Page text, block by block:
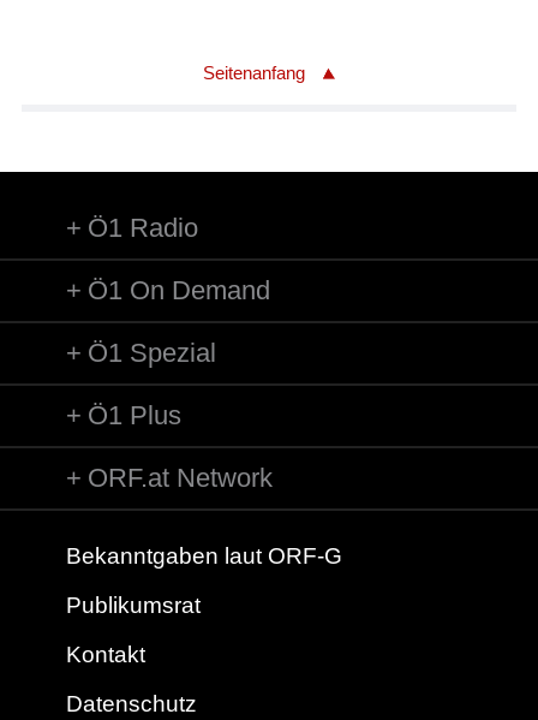
Seitenanfang
Ö1 Radio
Ö1 On Demand
Ö1 Spezial
Ö1 Plus
ORF.at Network
Bekanntgaben laut ORF-G
Publikumsrat
Kontakt
Datenschutz